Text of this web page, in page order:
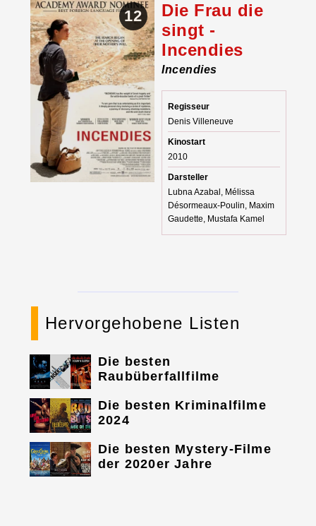
12
Die Frau die
singt -
Incendies
Incendies
Regisseur
Denis Villeneuve
Kinostart
2010
Darsteller
Lubna Azabal, Mélissa
Désormeaux-Poulin, Maxim
Gaudette, Mustafa Kamel
Hervorgehobene Listen
Die besten
Raubüberfallfilme
Die besten Kriminalfilme
2024
Die besten Mystery-Filme
der 2020er Jahre